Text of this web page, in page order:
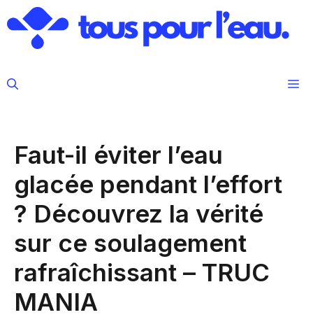
au
contenu
Faut-il éviter l’eau
glacée pendant l’effort
? Découvrez la vérité
sur ce soulagement
rafraîchissant – TRUC
MANIA